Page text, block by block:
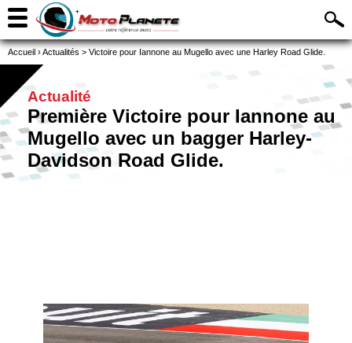
Accueil ›Actualités > Victoire pour Iannone au Mugello avec une Harley Road Glide.
Actualité
Première Victoire pour Iannone au
Mugello avec un bagger Harley-
Davidson Road Glide.